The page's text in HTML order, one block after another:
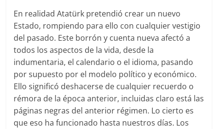
En realidad Atatürk pretendió crear un nuevo
Estado, rompiendo para ello con cualquier vestigio
del pasado. Este borrón y cuenta nueva afectó a
todos los aspectos de la vida, desde la
indumentaria, el calendario o el idioma, pasando
por supuesto por el modelo político y económico.
Ello significó deshacerse de cualquier recuerdo o
rémora de la época anterior, incluidas claro está las
páginas negras del anterior régimen. Lo cierto es
que eso ha funcionado hasta nuestros días. Los